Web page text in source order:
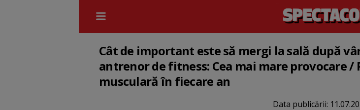
Cât de important este să mergi la sală după
antrenor de fitness: Cea mai mare provocare /
musculară în fiecare an
Data publicării: